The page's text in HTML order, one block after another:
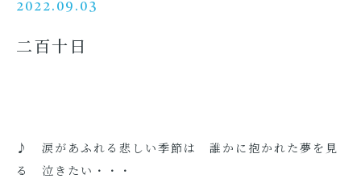
2022.09.03
二百十日
♪ 涙があふれる悲しい季節は 誰かに抱かれた夢を見
る 泣きたい・・・